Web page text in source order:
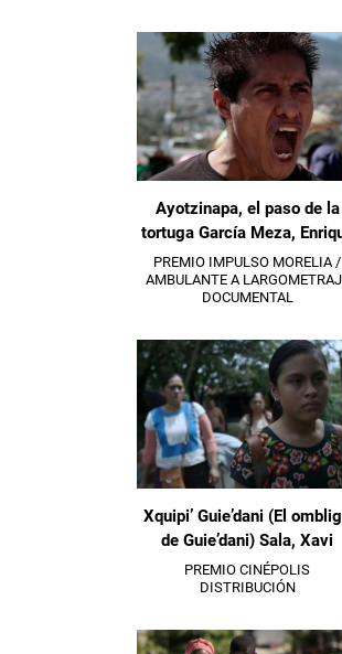
Ayotzinapa, el paso de la
tortuga García Meza,
PREMIO IMPULSO MORELIA /
AMBULANTE A
DOCUMENTAL
Xquipi’ Guie’dani (El
de Guie’dani) Sala, Xavi
PREMIO CINÉPOLIS
DISTRIBUCIÓN